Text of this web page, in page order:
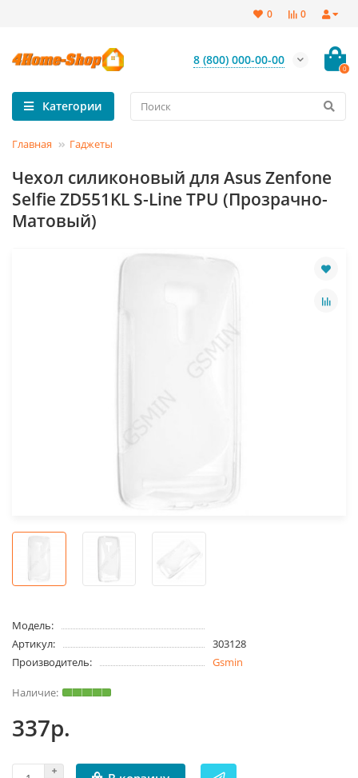
0
0
8 (800) 000-00-00
0
Категории
Главная Гаджеты
Чехол силиконовый для Asus Zenfone
Selfie ZD551KL S-Line TPU (Прозрачно-
Матовый)
Модель:
Артикул:
303128
Производитель:
Gsmin
337р.